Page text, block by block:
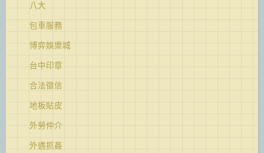
八大
包車服務
博弈娛樂城
台中印章
合法徵信
地板貼皮
外勞仲介
外遇抓姦